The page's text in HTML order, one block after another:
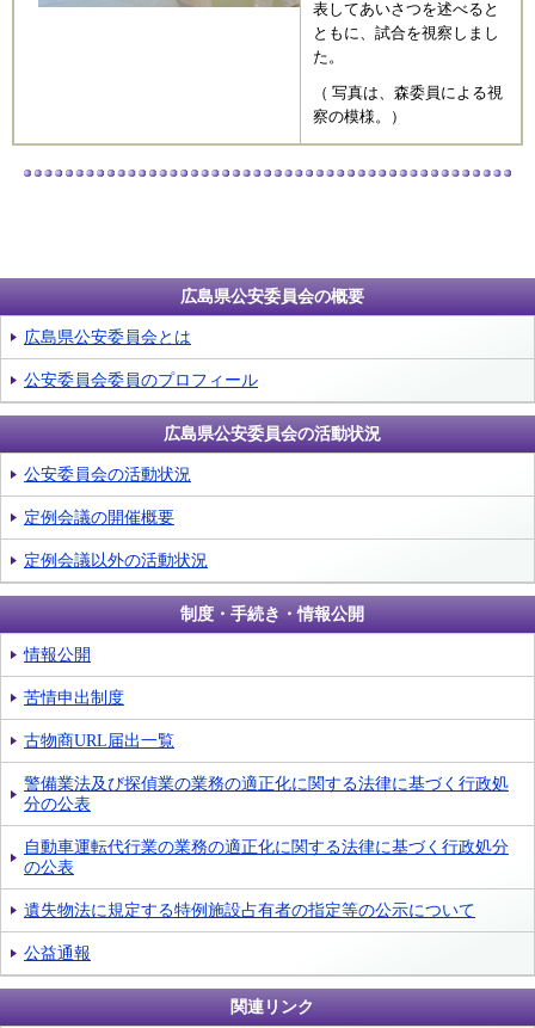
表してあいさつを述べると
ともに、試合を視察しまし
た。
（ 写真は、森委員による視
察の模様。）
広島県公安委員会の概要
広島県公安委員会とは
公安委員会委員のプロフィール
広島県公安委員会の活動状況
公安委員会の活動状況
定例会議の開催概要
定例会議以外の活動状況
制度・手続き・情報公開
情報公開
苦情申出制度
古物商URL届出一覧
警備業法及び探偵業の業務の適正化に関する法律に基づく行政処
分の公表
自動車運転代行業の業務の適正化に関する法律に基づく行政処分
の公表
遺失物法に規定する特例施設占有者の指定等の公示について
公益通報
関連リンク